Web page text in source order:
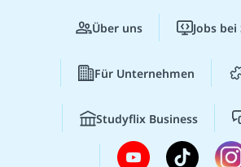
Über uns Jobs
Für Unternehmen
Studyflix Business